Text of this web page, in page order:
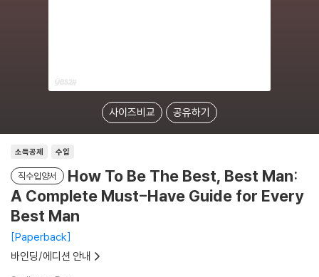
사이즈비교 공유하기
소득공제 수입
직수입양서
How To Be The Best, Best Man:
A Complete Must-Have Guide for Every
Best Man
Paperback
바인딩/에디션 안내